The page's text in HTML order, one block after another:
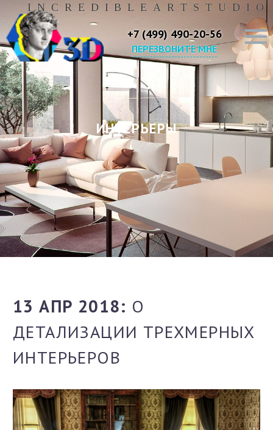
I N C R E D I B L E A R T S T U D I O
+7 (499) 490-20-56
ПЕРЕЗВОНИТЕ МНЕ
ИНТЕРЬЕРЫ
13 АПР 2018: О
ДЕТАЛИЗАЦИИ ТРЕХМЕРНЫХ
ИНТЕРЬЕРОВ